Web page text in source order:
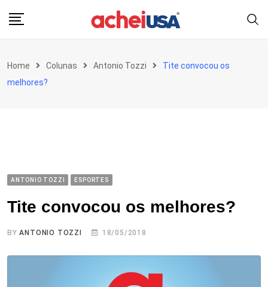
Home Colunas Antonio Tozzi
Tite convocou os
melhores?
ANTONIO TOZZI ESPORTES
Tite convocou os melhores?
BYANTONIO TOZZI 18/05/2018